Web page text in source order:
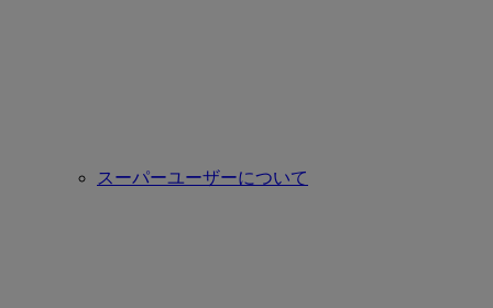
スーパーユーザーについて